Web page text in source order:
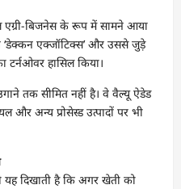
एग्री-बिजनेस के रूप में सामने आया
‘डेक्कन एक्जॉटिक्स’ और उससे जुड़े
हासिल किया।
तक सीमित नहीं है। वे वैल्यू ऐडेड
और अन्य प्रोसेस्ड उत्पादों पर भी
यह दिखाती है कि अगर खेती को